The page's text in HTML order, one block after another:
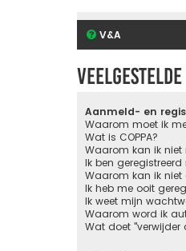
V&A
Aanmeld- en
Waarom moet ik
Wat is COPPA?
Waarom kan ik niet
Ik ben
Waarom kan ik
Ik heb me ooit
Ik weet mijn
Waarom word ik
Wat doet "verwijder